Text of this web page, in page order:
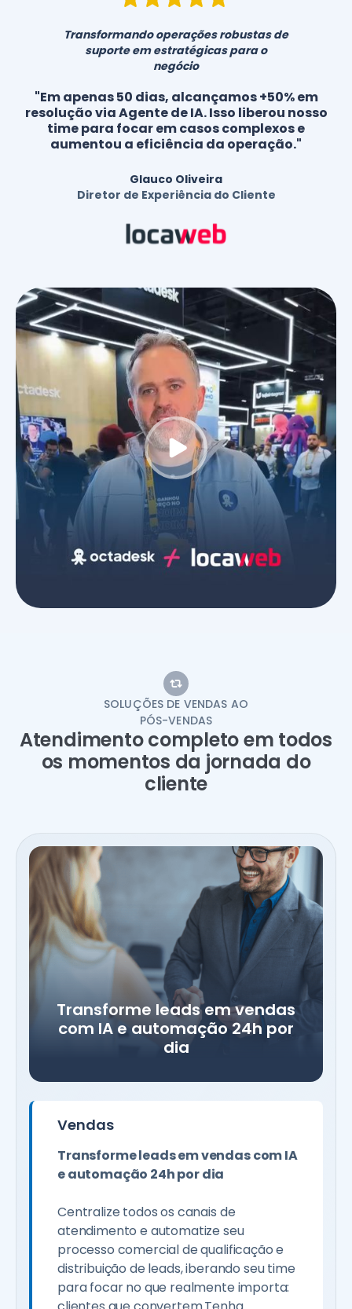
Transformando operações robustas de
suporte em estratégicas para o
negócio
"Em apenas 50 dias, alcançamos +50% em
resolução via Agente de IA. Isso liberou nosso
time para focar em casos complexos e
aumentou a eficiência da operação."
Glauco Oliveira
Diretor de Experiência do Cliente
SOLUÇÕES DE VENDAS AO
PÓS-VENDAS
Atendimento completo em todos
os momentos da jornada do
cliente
Transforme leads em vendas
com IA e automação 24h por
dia
Vendas
Transforme leads em vendas com IA
e automação 24h por dia
Centralize todos os canais de
atendimento e automatize seu
processo comercial de qualificação e
distribuição de leads, iberando seu time
para focar no que realmente importa: